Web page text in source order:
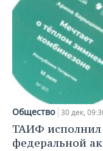
Общество 30 дек,
ТАИФ исполнил
федеральной